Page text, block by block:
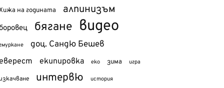
на годината алпинизъм
бягане видео
доц. Сандю Бешев
екипировка еко зима игра
интервю история